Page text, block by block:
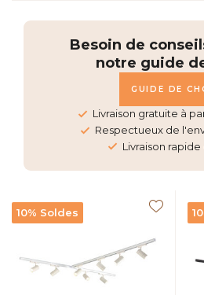
Besoin de
notre guide
GUIDE DE
Livraison gratuite à
Respectueux de
Livraison
10% Soldes